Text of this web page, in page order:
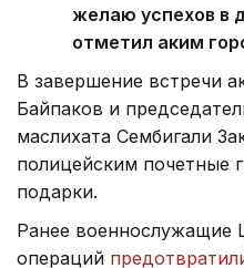
желаю успехов в
отметил аким
В завершение встречи
Байпаков и
маслихата Сембигали
полицейским почетные
подарки.
Ранее военнослужащие
операций